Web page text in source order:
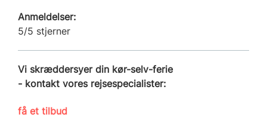
Anmeldelser:
5/5 stjerner
Vi skræddersyer din kør-selv-ferie
- kontakt vores rejsespecialister:
få et tilbud